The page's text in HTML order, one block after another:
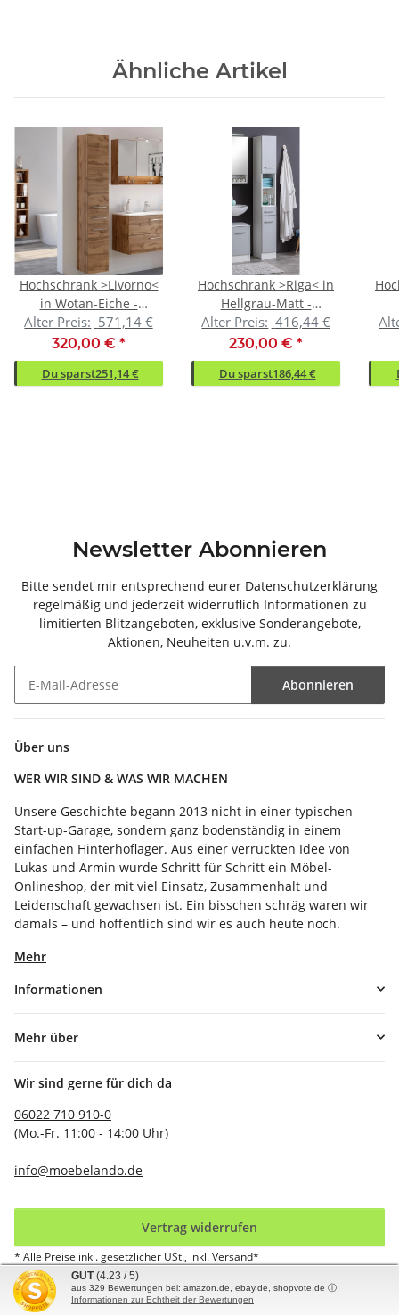
Ähnliche Artikel
Hochschrank >Livorno<
in Wotan-Eiche -
30x180x35cm (BxHxT)
Alter Preis: 571,14 €
320,00 € *
Du sparst251,14 €
Hochschrank >Riga< in
Hellgrau-Matt -
25x190x35cm (BxHxT)
Alter Preis: 416,44 €
230,00 € *
Du sparst186,44 €
Newsletter Abonnieren
Bitte sendet mir entsprechend eurer Datenschutzerklärung
regelmäßig und jederzeit widerruflich Informationen zu
limitierten Blitzangeboten, exklusive Sonderangebote,
Aktionen, Neuheiten u.v.m. zu.
Abonnieren
Über uns
WER WIR SIND & WAS WIR MACHEN
Unsere Geschichte begann 2013 nicht in einer typischen
Start-up-Garage, sondern ganz bodenständig in einem
einfachen Hinterhoflager. Aus einer verrückten Idee von
Lukas und Armin wurde Schritt für Schritt ein Möbel-
Onlineshop, der mit viel Einsatz, Zusammenhalt und
Leidenschaft gewachsen ist. Ein bisschen schräg waren wir
damals – und hoffentlich sind wir es auch heute noch.
Mehr
Informationen
Mehr über
Wir sind gerne für dich da
06022 710 910-0
(Mo.-Fr. 11:00 - 14:00 Uhr)
info@moebelando.de
Vertrag widerrufen
* Alle Preise inkl. gesetzlicher USt., inkl.Versand*
© möbelando GmbH
GUT (4.23 / 5)
aus 329 Bewertungen bei: amazon.de, ebay.de, shopvote.de ⓘ
Informationen zur Echtheit der Bewertungen